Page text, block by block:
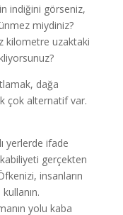
indiğini görseniz,
miydiniz?
kilometre uzaktaki
dağa
çok alternatif var.
yerlerde ifade
gerçekten
insanların
yolu kaba